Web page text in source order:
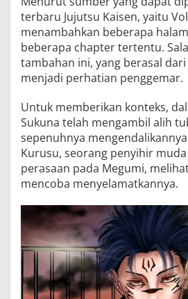
terbaru Jujutsu Kaisen, yaitu
menambahkan beberapa
beberapa chapter tertentu.
tambahan ini, yang berasal dari
menjadi perhatian penggemar.
Untuk memberikan konteks,
Sukuna telah mengambil alih
sepenuhnya
Kurusu, seorang penyihir
perasaan pada Megumi,
mencoba menyelamatkannya.